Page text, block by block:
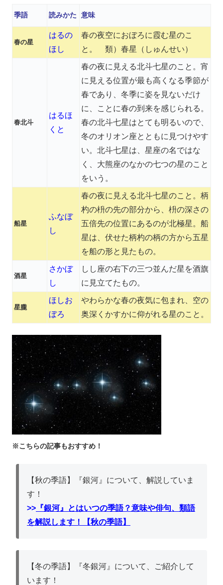
季語 読みかた 意味
春の星
はるの
ほし
春の夜空におぼろに霞む星のこ
と。 類）春星（しゅんせい）
春北斗
はるほ
くと
春の夜に見える北斗七星のこと。宵
に見える位置が最も高くなる季節が
春であり、冬季に姿を見ないだけ
に、ことに春の到来を感じられる。
春の北斗七星はとても明るいので、
冬のオリオン座とともに見つけやす
い。北斗七星は、星座の名ではな
く、大熊座のなかの七つの星のこと
をいう。
船星
ふなぼ
し
春の夜に見える北斗七星のこと。柄
杓の枡の先の部分から、枡の深さの
五倍先の位置にあるのが北極星。船
星は、伏せた柄杓の柄の方から五星
を船の形と見たもの。
酒星
さかぼ
し
しし座の右下の三つ並んだ星を酒旗
に見立てたもの。
星朧
ほしお
ぼろ
やわらかな春の夜気に包まれ、空の
奥深くかすかに仰がれる星のこと。
※こちらの記事もおすすめ！
【秋の季語】『銀河』について、解説していま
す！
>> 『銀河』とはいつの季語？意味や俳句、類語
を解説します！【秋の季語】
【冬の季語】『冬銀河』について、ご紹介して
います！